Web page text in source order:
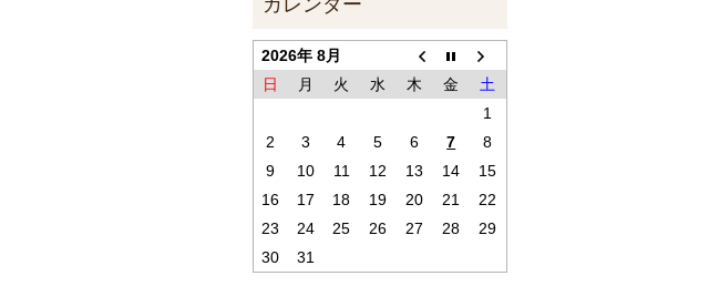
2026年 8月
日
月 火 水 木 金
土
1
2
3 4 5 6 7
8
9
10 11 12 13 14
15
16
17 18 19 20 21
22
23
24 25 26 27 28
29
30
31